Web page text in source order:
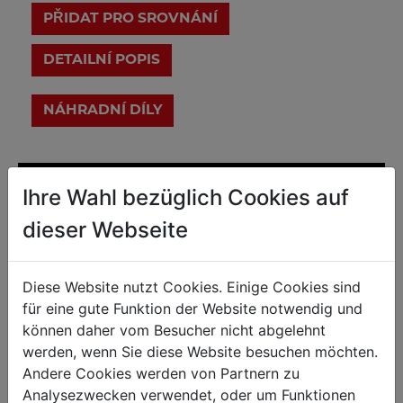
PŘIDAT PRO SROVNÁNÍ
DETAILNÍ POPIS
Ihre Wahl bezüglich Cookies auf
dieser Webseite
Diese Website nutzt Cookies. Einige Cookies sind
für eine gute Funktion der Website notwendig und
können daher vom Besucher nicht abgelehnt
werden, wenn Sie diese Website besuchen möchten.
Andere Cookies werden von Partnern zu
Analysezwecken verwendet, oder um Funktionen